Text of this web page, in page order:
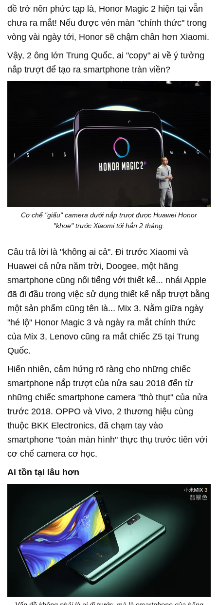
đề trở nên phức tạp là, Honor Magic 2 hiện tại vẫn
chưa ra mắt! Nếu được vén màn "chính thức" trong
vòng vài ngày tới, Honor sẽ chậm chân hơn Xiaomi.
Vậy, 2 ông lớn Trung Quốc, ai "copy" ai về ý tưởng
nắp trượt để tạo ra smartphone tràn viền?
Cơ chế "giấu" camera dưới nắp trượt được Huawei Honor
"khoe" trước Xiaomi tới hẳn 2 tháng.
Câu trả lời là "không ai cả". Đi trước Xiaomi và
Huawei cả nửa năm trời, Doogee, một hãng
smartphone cũng nổi tiếng với thiết kế... nhái Apple
đã đi đầu trong việc sử dụng thiết kế nắp trượt bằng
một sản phẩm cũng tên là... Mix 3. Nằm giữa ngày
"hé lộ" Honor Magic 3 và ngày ra mắt chính thức
của Mix 3, Lenovo cũng ra mắt chiếc Z5 tại Trung
Quốc.
Hiển nhiên, cảm hứng rõ ràng cho những chiếc
smartphone nắp trượt của nửa sau 2018 đến từ
những chiếc smartphone camera "thò thụt" của nửa
trước 2018. OPPO và Vivo, 2 thương hiệu cùng
thuộc BKK Electronics, đã chạm tay vào
smartphone "toàn màn hình" thực thụ trước tiên với
cơ chế camera cơ học.
Ai tồn tại lâu hơn